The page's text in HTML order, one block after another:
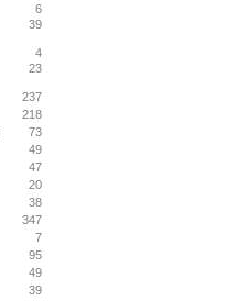
6
39
4
23
237
218
73
49
47
20
38
347
7
95
49
39